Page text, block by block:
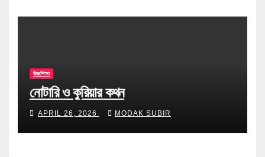
উচ্চশিক্ষা
নোটারি ও কুরিয়ার কথন
APRIL 26, 2026 MODAK SUBIR